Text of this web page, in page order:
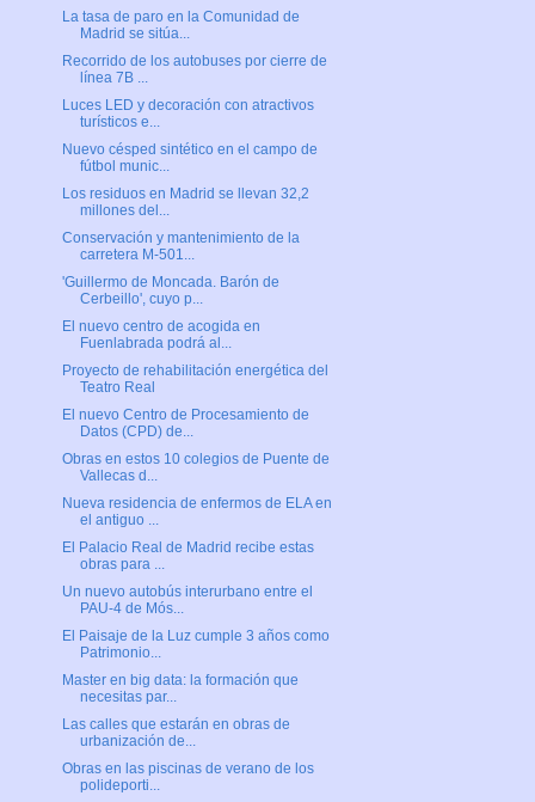
La tasa de paro en la Comunidad de
Madrid se sitúa...
Recorrido de los autobuses por cierre de
línea 7B ...
Luces LED y decoración con atractivos
turísticos e...
Nuevo césped sintético en el campo de
fútbol munic...
Los residuos en Madrid se llevan 32,2
millones del...
Conservación y mantenimiento de la
carretera M-501...
'Guillermo de Moncada. Barón de
Cerbeillo', cuyo p...
El nuevo centro de acogida en
Fuenlabrada podrá al...
Proyecto de rehabilitación energética del
Teatro Real
El nuevo Centro de Procesamiento de
Datos (CPD) de...
Obras en estos 10 colegios de Puente de
Vallecas d...
Nueva residencia de enfermos de ELA en
el antiguo ...
El Palacio Real de Madrid recibe estas
obras para ...
Un nuevo autobús interurbano entre el
PAU-4 de Mós...
El Paisaje de la Luz cumple 3 años como
Patrimonio...
Master en big data: la formación que
necesitas par...
Las calles que estarán en obras de
urbanización de...
Obras en las piscinas de verano de los
polideporti...